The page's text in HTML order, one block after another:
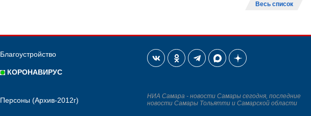
Весь список
Благоустройство
КОРОНАВИРУС
Персоны (Архив-2012г)
НИА Самара - новости Самары сегодня, последние
новости Самары Тольятти и Самарской области